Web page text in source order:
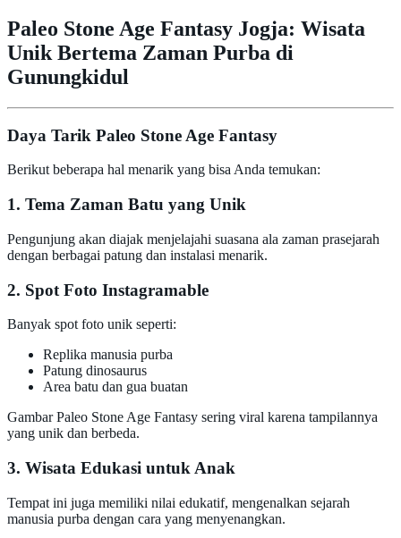
Paleo Stone Age Fantasy Jogja: Wisata
Unik Bertema Zaman Purba di
Gunungkidul
Daya Tarik Paleo Stone Age Fantasy
Berikut beberapa hal menarik yang bisa Anda temukan:
1. Tema Zaman Batu yang Unik
Pengunjung akan diajak menjelajahi suasana ala zaman prasejarah
dengan berbagai patung dan instalasi menarik.
2. Spot Foto Instagramable
Banyak spot foto unik seperti:
Replika manusia purba
Patung dinosaurus
Area batu dan gua buatan
Gambar Paleo Stone Age Fantasy sering viral karena tampilannya
yang unik dan berbeda.
3. Wisata Edukasi untuk Anak
Tempat ini juga memiliki nilai edukatif, mengenalkan sejarah
manusia purba dengan cara yang menyenangkan.